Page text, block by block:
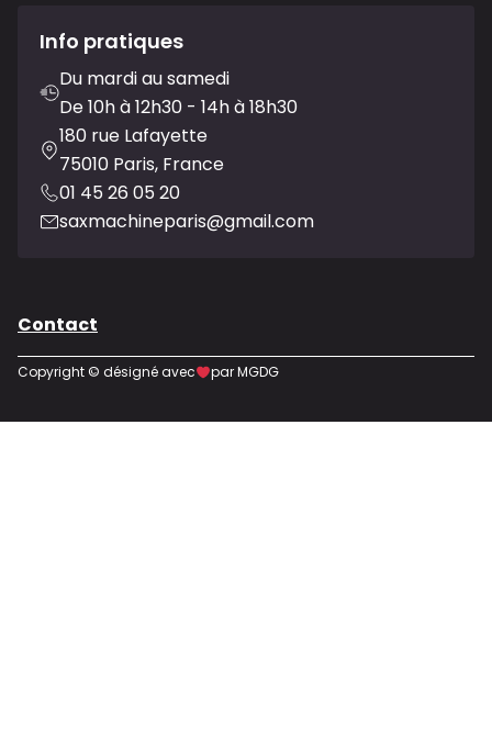
Info pratiques
Du mardi au samedi
De 10h à 12h30 - 14h à 18h30
180 rue Lafayette
75010 Paris, France
01 45 26 05 20
saxmachineparis@gmail.com
Contact
Copyright © désigné avec par MGDG